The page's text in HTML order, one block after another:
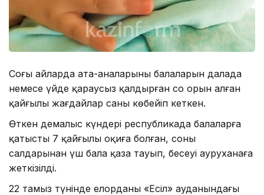
Соңғы айларда ата-аналарының балаларын далада
немесе үйде қараусыз қалдырған соң орын алған
қайғылы жағдайлар саны көбейіп кеткен.
Өткен демалыс күндері республикада балаларға
қатысты 7 қайғылы оқиға болған, соның
салдарынан үш бала қаза тауып, бесеуі ауруханаға
жеткізілді.
22 тамыз түнінде елорданың «Есіл» ауданындағы